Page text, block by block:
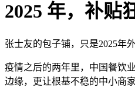
2025 年，补贴
张士友的包子铺，只是2025年
疫情之后的两年里，中国餐饮
边缘，更让根基不稳的中小商